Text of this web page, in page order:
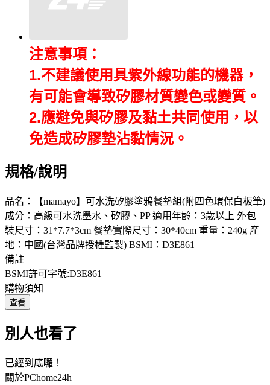
注意事項：
1.不建議使用具紫外線功能的機器，
有可能會導致矽膠材質變色或變質。
2.應避免與矽膠及黏土共同使用，以
免造成矽膠墊沾黏情況。
規格/說明
品名：【mamayo】可水洗矽膠塗鴉餐墊組(附四色環保白板筆)
成分：高級可水洗墨水、矽膠、PP 適用年齡：3歲以上 外包
裝尺寸：31*7.7*3cm 餐墊實際尺寸：30*40cm 重量：240g 產
地：中國(台灣品牌授權監製) BSMI：D3E861
備註
BSMI許可字號:D3E861
購物須知
查看
別人也看了
已經到底囉！
關於PChome24h